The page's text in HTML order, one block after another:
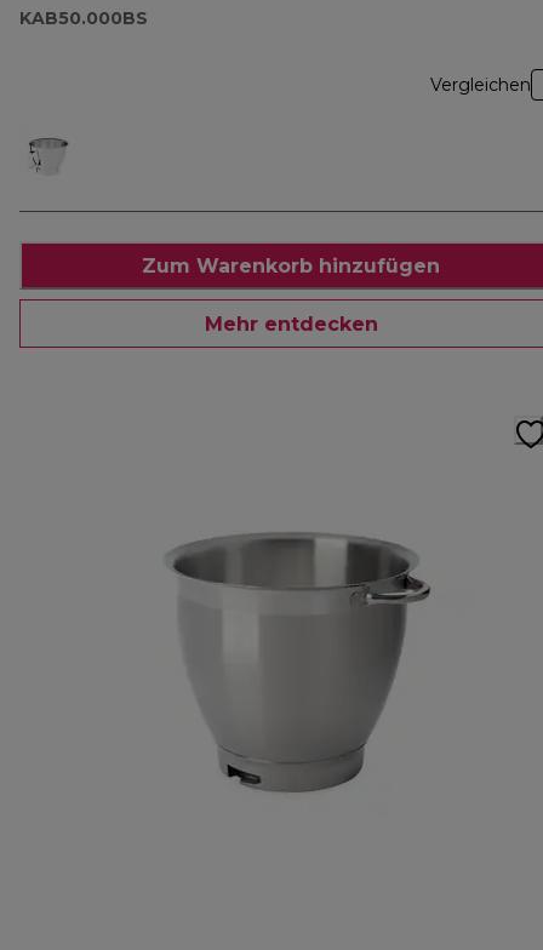
KAB50.000BS
Vergleichen
Zum Warenkorb hinzufügen
Mehr entdecken